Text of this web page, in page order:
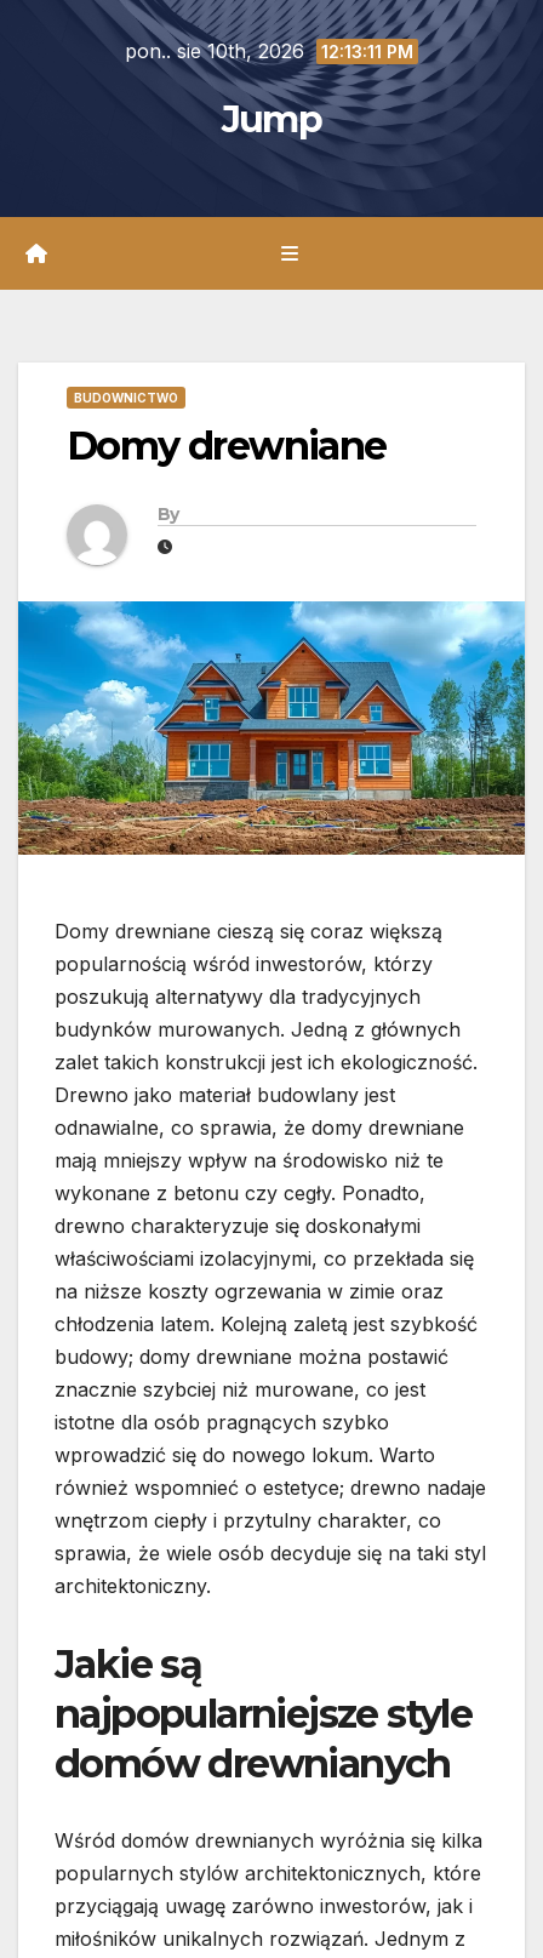
pon.. sie 10th, 2026 12:13:13 PM
Jump
BUDOWNICTWO
Domy drewniane
By
Domy drewniane cieszą się coraz większą
popularnością wśród inwestorów, którzy
poszukują alternatywy dla tradycyjnych
budynków murowanych. Jedną z głównych
zalet takich konstrukcji jest ich ekologiczność.
Drewno jako materiał budowlany jest
odnawialne, co sprawia, że domy drewniane
mają mniejszy wpływ na środowisko niż te
wykonane z betonu czy cegły. Ponadto,
drewno charakteryzuje się doskonałymi
właściwościami izolacyjnymi, co przekłada się
na niższe koszty ogrzewania w zimie oraz
chłodzenia latem. Kolejną zaletą jest szybkość
budowy; domy drewniane można postawić
znacznie szybciej niż murowane, co jest
istotne dla osób pragnących szybko
wprowadzić się do nowego lokum. Warto
również wspomnieć o estetyce; drewno nadaje
wnętrzom ciepły i przytulny charakter, co
sprawia, że wiele osób decyduje się na taki styl
architektoniczny.
Jakie są
najpopularniejsze style
domów drewnianych
Wśród domów drewnianych wyróżnia się kilka
popularnych stylów architektonicznych, które
przyciągają uwagę zarówno inwestorów, jak i
miłośników unikalnych rozwiązań. Jednym z